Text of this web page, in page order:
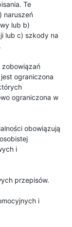
Te
naruszeń
lub b)
lub c) szkody na
zobowiązań
ograniczona
ograniczona w
obowiązują
i
przepisów.
i